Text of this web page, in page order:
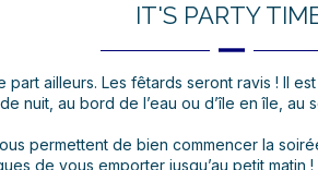
IT'S PARTY
part ailleurs. Les fêtards seront ravis ! Il
nuit, au bord de l’eau ou d’île en île, au
permettent de bien commencer la
de vous emporter jusqu’au petit matin